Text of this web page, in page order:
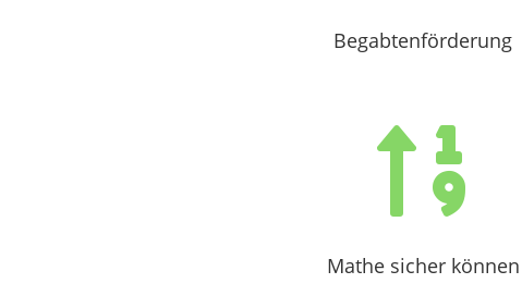
Begabtenförderung

Mathe sicher können